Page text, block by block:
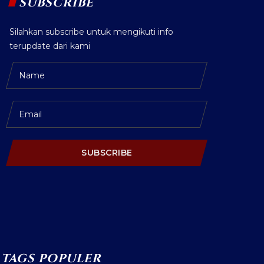
Silahkan subscribe untuk mengikuti info
terupdate dari kami
SUBSCRIBE
TAGS POPULER